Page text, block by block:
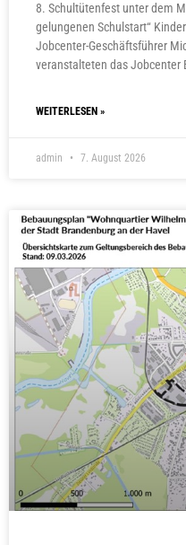
8. Schultütenfest unter dem
gelungenen Schulstart“
Jobcenter-Geschäftsführer
veranstalteten das Jobcenter
WEITERLESEN »
admin 7. August 2026